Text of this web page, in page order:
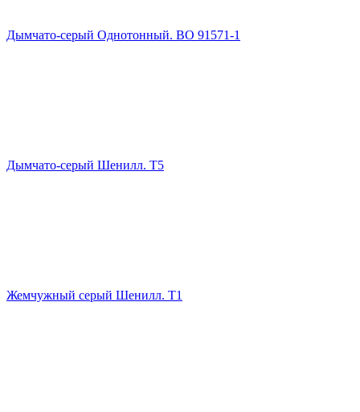
Дымчато-серый Однотонный. ВО 91571-1
Дымчато-серый Шенилл. Т5
Жемчужный серый Шенилл. Т1